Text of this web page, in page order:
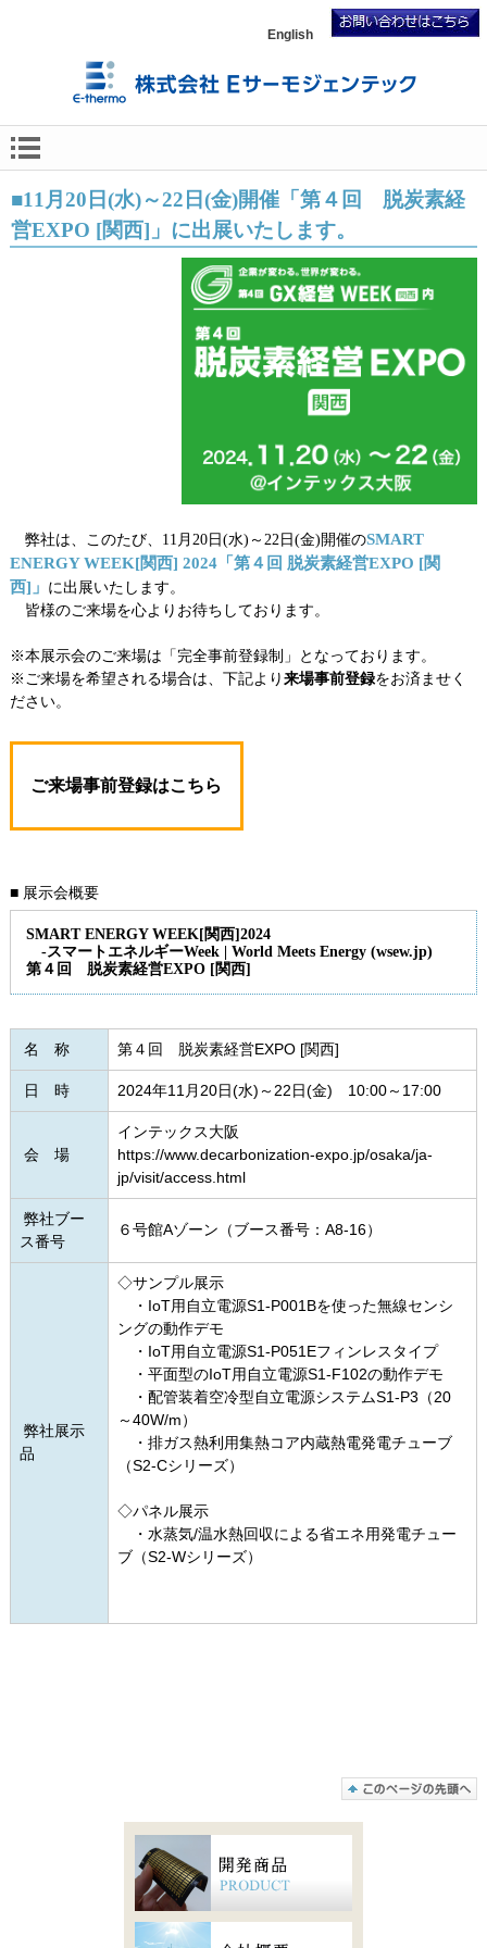
English
■11月20日(水)～22日(金)開催「第４回 脱炭素経
営EXPO [関西]」に出展いたします。
弊社は、このたび、11月20日(水)～22日(金)開催のSMART
ENERGY WEEK[関西] 2024「第４回 脱炭素経営EXPO [関
西]」 に出展いたします。
皆様のご来場を心よりお待ちしております。
※本展示会のご来場は「完全事前登録制」となっております。
※ご来場を希望される場合は、下記より来場事前登録をお済ませく
ださい。
ご来場事前登録はこちら
■ 展示会概要
SMART ENERGY WEEK[関西]2024
-スマートエネルギーWeek | World Meets Energy (wsew.jp)
第４回 脱炭素経営EXPO [関西]
名 称 第４回 脱炭素経営EXPO [関西]
日 時 2024年11月20日(水)～22日(金) 10:00～17:00
会 場
インテックス大阪
https://www.decarbonization-expo.jp/osaka/ja-
jp/visit/access.html
弊社ブー
ス番号
６号館Aゾーン（ブース番号：A8-16）
弊社展示
品
◇サンプル展示
・IoT用自立電源S1-P001Bを使った無線センシ
ングの動作デモ
・IoT用自立電源S1-P051Eフィンレスタイプ
・平面型のIoT用自立電源S1-F102の動作デモ
・配管装着空冷型自立電源システムS1-P3（20
～40W/m）
・排ガス熱利用集熱コア内蔵熱電発電チューブ
（S2-Cシリーズ）
◇パネル展示
・水蒸気/温水熱回収による省エネ用発電チュー
ブ（S2-Wシリーズ）